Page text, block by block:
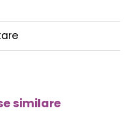
similare